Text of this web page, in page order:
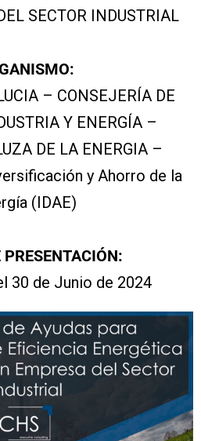
SECTOR INDUSTRIAL
– CONSEJERÍA DE
Y ENERGÍA –
DE LA ENERGIA –
y Ahorro de la
(IDAE)
30 de Junio de 2024